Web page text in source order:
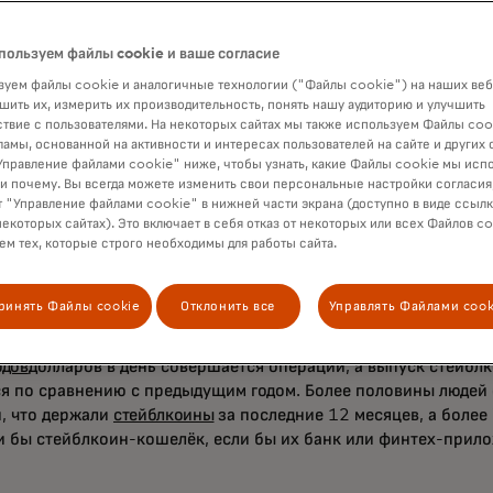
карт смогут с большей легкостью предоставлять
24 часа в сутки, 7 дней в неделю. Это только начало
инфраструктуры SoFi банковского уровня в цифровую
с компанией SoFi и обеспечивая возможность
мы расширяем возможности использования
масштабе, - говорит Шерри Хеймонд,
цифровых технологий Mastercard. «Внедрение
в нашей сети свяжет регулируемые стейблкоины с
и охватом, которых ожидают потребители, бизнес и
И эта инициатива расширяет выбор и гибкость по всей
люди платят или получают оплату.»
долларовв день совершается операции, а выпуск
по сравнению с предыдущим годом. Более половины людей
что держали стейблкоиныза последние 12 месяцев, а
бы стейблкоин-кошелёк, если бы их банк или финтех-
файлы cookie и ваше согласие
файлы cookie и аналогичные технологии ("Файлы cookie") на наших
их, измерить их производительность, понять нашу аудиторию и улучшить
с пользователями. На некоторых сайтах мы также используем Файлы
основанной на активности и интересах пользователей на сайте и других
файлами cookie" ниже, чтобы узнать, какие Файлы cookie мы
почему. Вы всегда можете изменить свои персональные настройки
"Управление файлами cookie" в нижней части экрана (доступно в виде
сайтах). Это включает в себя отказ от некоторых или всех Файлов
тех, которые строго необходимы для работы сайта.
Файлы cookie Отклонить все Управлять Файлами